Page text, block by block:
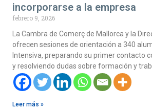
incorporarse a la empresa
febrero 9, 2026
La Cambra de Comerç de Mallorca y la
ofrecen sesiones de orientación a 340
Intensiva, preparando su primer contacto
y resolviendo dudas sobre formación y
Leer más »